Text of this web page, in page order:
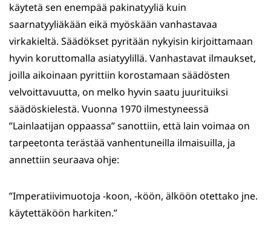
käytetä sen enempää pakinatyyliä kuin
saarnatyyliäkään eikä myöskään vanhastavaa
virkakieltä. Säädökset pyritään nykyisin kirjoittamaan
hyvin koruttomalla asiatyylillä. Vanhastavat ilmaukset,
joilla aikoinaan pyrittiin korostamaan säädösten
velvoittavuutta, on melko hyvin saatu juurituiksi
säädöskielestä. Vuonna 1970 ilmestyneessä
”Lainlaatijan oppaassa” sanottiin, että lain voimaa on
tarpeetonta terästää vanhentuneilla ilmaisuilla, ja
annettiin seuraava ohje:
”Imperatiivimuotoja -koon, -köön, älköön otettako jne.
käytettäköön harkiten.”